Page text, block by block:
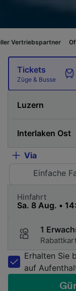
Offizieller
Tickets
Züge & Busse
Via
Einfache
Hinfahrt
1
Erhalten Sie
auf